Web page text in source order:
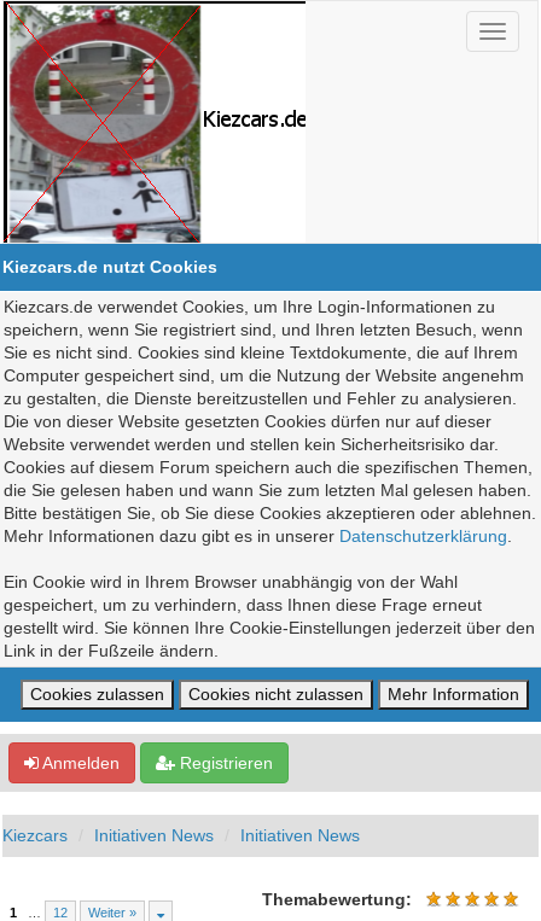
Kiezcars.de nutzt Cookies
Kiezcars.de verwendet Cookies, um Ihre Login-Informationen zu
speichern, wenn Sie registriert sind, und Ihren letzten Besuch, wenn
Sie es nicht sind. Cookies sind kleine Textdokumente, die auf Ihrem
Computer gespeichert sind, um die Nutzung der Website angenehm
zu gestalten, die Dienste bereitzustellen und Fehler zu analysieren.
Die von dieser Website gesetzten Cookies dürfen nur auf dieser
Website verwendet werden und stellen kein Sicherheitsrisiko dar.
Cookies auf diesem Forum speichern auch die spezifischen Themen,
die Sie gelesen haben und wann Sie zum letzten Mal gelesen haben.
Bitte bestätigen Sie, ob Sie diese Cookies akzeptieren oder ablehnen.
Mehr Informationen dazu gibt es in unserer Datenschutzerklärung
Ein Cookie wird in Ihrem Browser unabhängig von der Wahl
gespeichert, um zu verhindern, dass Ihnen diese Frage erneut
gestellt wird. Sie können Ihre Cookie-Einstellungen jederzeit über den
Link in der Fußzeile ändern.
Anmelden Registrieren
Kiezcars Initiativen News Initiativen News
1 12 Weiter »
Themabewertung: